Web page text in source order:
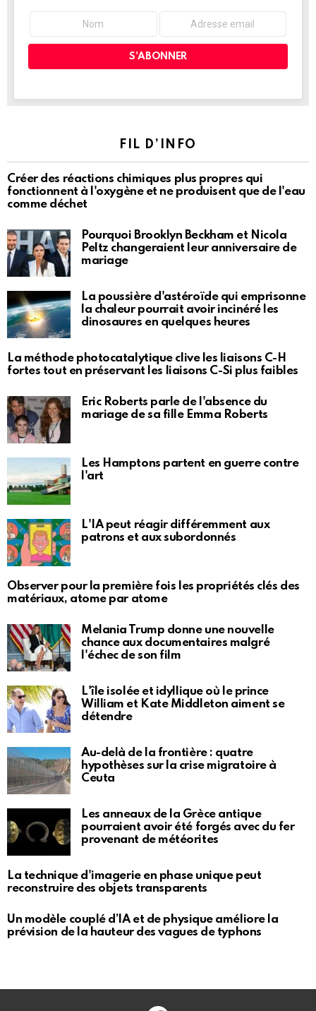
FIL D’INFO
Créer des réactions chimiques plus propres qui
fonctionnent à l'oxygène et ne produisent que de l'eau
comme déchet
Pourquoi Brooklyn Beckham et Nicola
Peltz changeraient leur anniversaire de
mariage
La poussière d'astéroïde qui emprisonne
la chaleur pourrait avoir incinéré les
dinosaures en quelques heures
La méthode photocatalytique clive les liaisons C-H
fortes tout en préservant les liaisons C-Si plus faibles
Eric Roberts parle de l'absence du
mariage de sa fille Emma Roberts
Les Hamptons partent en guerre contre
l'art
L'IA peut réagir différemment aux
patrons et aux subordonnés
Observer pour la première fois les propriétés clés des
matériaux, atome par atome
Melania Trump donne une nouvelle
chance aux documentaires malgré
l'échec de son film
L'île isolée et idyllique où le prince
William et Kate Middleton aiment se
détendre
Au-delà de la frontière : quatre
hypothèses sur la crise migratoire à
Ceuta
Les anneaux de la Grèce antique
pourraient avoir été forgés avec du fer
provenant de météorites
La technique d'imagerie en phase unique peut
reconstruire des objets transparents
Un modèle couplé d’IA et de physique améliore la
prévision de la hauteur des vagues de typhons
Facebook